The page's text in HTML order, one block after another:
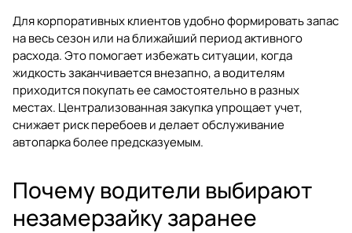
Для корпоративных клиентов удобно формировать запас
на весь сезон или на ближайший период активного
расхода. Это помогает избежать ситуации, когда
жидкость заканчивается внезапно, а водителям
приходится покупать ее самостоятельно в разных
местах. Централизованная закупка упрощает учет,
снижает риск перебоев и делает обслуживание
автопарка более предсказуемым.
Почему водители выбирают
незамерзайку заранее